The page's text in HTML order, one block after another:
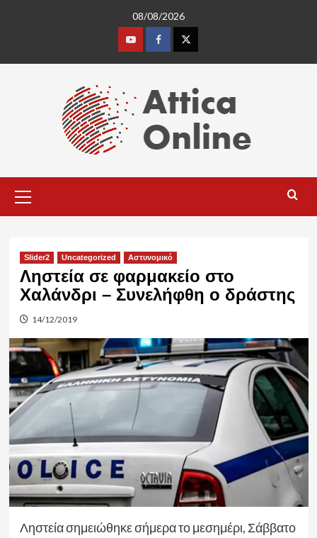
08/08/2026
YoutubeFacebookTwitter
Menu
Slider2 Uncategorized Αστυνομικό
Ληστεία σε φαρμακείο στο
Χαλάνδρι – Συνελήφθη ο δράστης
14/12/2019
Ληστεία σημειώθηκε σήμερα το μεσημέρι, Σάββατο